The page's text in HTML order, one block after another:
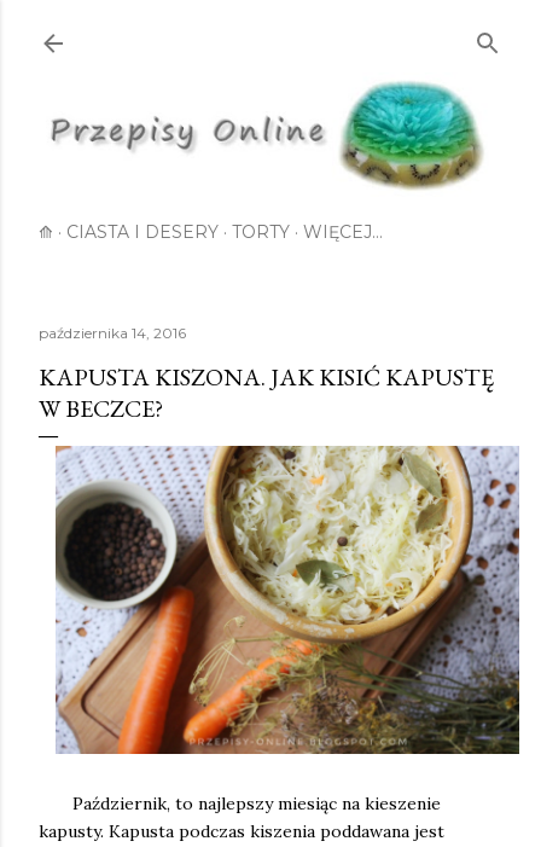
⟰ CIASTA I DESERY TORTY WIĘCEJ…
października 14, 2016
KAPUSTA KISZONA. JAK KISIĆ KAPUSTĘ
W BECZCE?
Październik, to najlepszy miesiąc na kieszenie
kapusty. Kapusta podczas kiszenia poddawana jest